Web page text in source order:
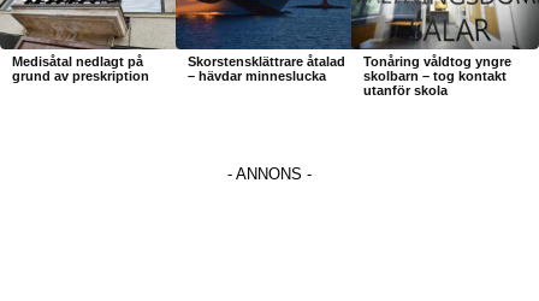
Medisåtal nedlagt på
grund av preskription
Skorstensklättrare åtalad
– hävdar minneslucka
Tonåring våldtog yngre
skolbarn – tog kontakt
utanför skola